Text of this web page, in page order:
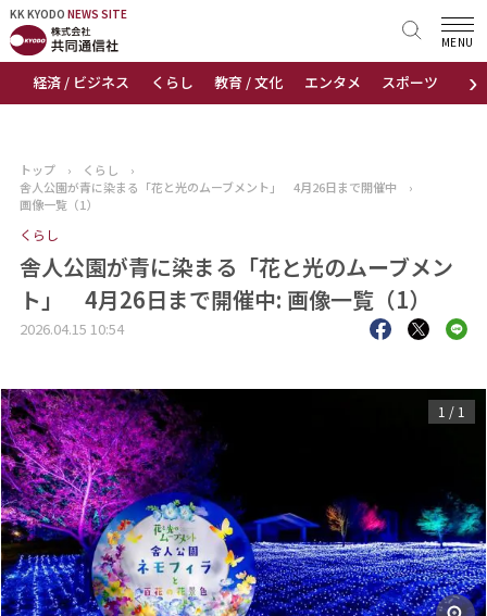
KK KYODO NEWS SITE
›
経済 / ビジネス くらし 教育 / 文化 エンタメ スポーツ 地域
MENU
KK KYODONEWS SITE
トップページ
ニュース
おすすめコンテンツ
出版物
トップ › くらし
›
舎人公園が青に染まる「花と光のムーブメント」 4月26日まで開催中
›
画像一覧（1）
くらし
舎人公園が青に染まる「花と光のムーブメン
ト」 4月26日まで開催中: 画像一覧（1）
2026.04.15 10:54
1 / 1